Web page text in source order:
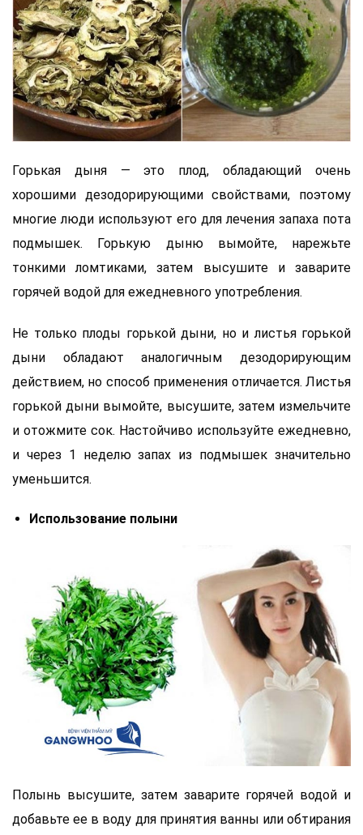
Горькая дыня — это плод, обладающий очень
хорошими дезодорирующими свойствами, поэтому
многие люди используют его для лечения запаха пота
подмышек. Горькую дыню вымойте, нарежьте
тонкими ломтиками, затем высушите и заварите
горячей водой для ежедневного употребления.
Не только плоды горькой дыни, но и листья горькой
дыни обладают аналогичным дезодорирующим
действием, но способ применения отличается. Листья
горькой дыни вымойте, высушите, затем измельчите
и отожмите сок. Настойчиво используйте ежедневно,
и через 1 неделю запах из подмышек значительно
уменьшится.
Использование полыни
Полынь высушите, затем заварите горячей водой и
добавьте ее в воду для принятия ванны или обтирания